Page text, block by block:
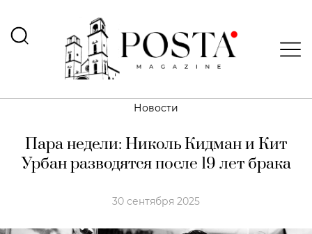
Новости
Пара недели: Николь Кидман и Кит
Урбан разводятся после 19 лет брака
30 сентября 2025